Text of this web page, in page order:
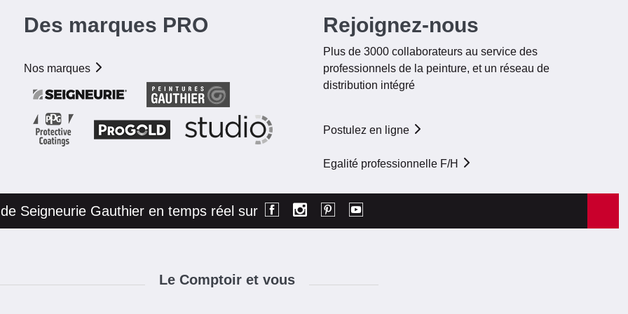
Des marques PRO
Nos marques
Rejoignez-nous
Plus de 3000 collaborateurs au service des
professionnels de la peinture, et un réseau de
distribution intégré
Postulez en ligne
Egalité professionnelle F/H
Seigneurie Gauthier en temps réel sur
Le Comptoir et vous